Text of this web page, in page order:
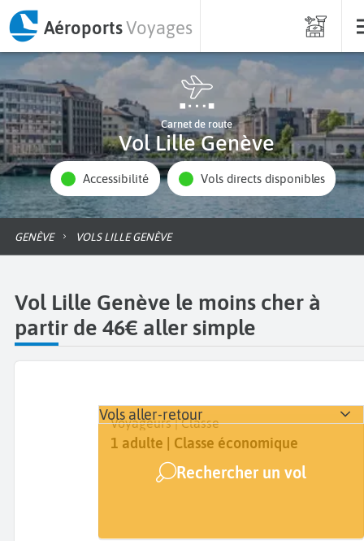
AéroportsVoyages
Carnet de route
Vol Lille Genève
Accessibilité Vols directs disponibles
GENÈVE VOLS LILLE GENÈVE
Vol Lille Genève le moins cher à
partir de 46€ aller simple
Départ
Lille (LIL)
Dates
19 oct. - 26 oct.
Voyageurs | Classe
1 adulte | Classe économique
Rechercher un vol
Vols aller-retour